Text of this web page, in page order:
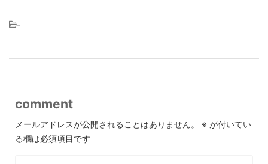
-
comment
メールアドレスが公開されることはありません。 ※ が付いてい
る欄は必須項目です